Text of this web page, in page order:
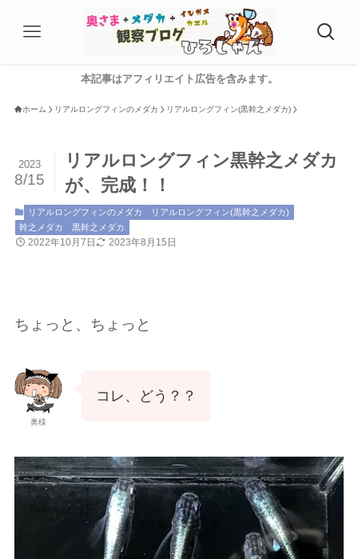
本記事はアフィリエイト広告を含みます。
ホーム リアルロングフィンのメダカ リアルロングフィン(黒幹之メダカ)
リアルロングフィン黒幹之メダカ
が、完成！！
2023
8/15
リアルロングフィンのメダカ
リアルロングフィン(黒幹之メダカ)
幹之メダカ
黒幹之メダカ
2022年10月7日 2023年8月15日
ちょっと、ちょっと
奥様
コレ、どう？？